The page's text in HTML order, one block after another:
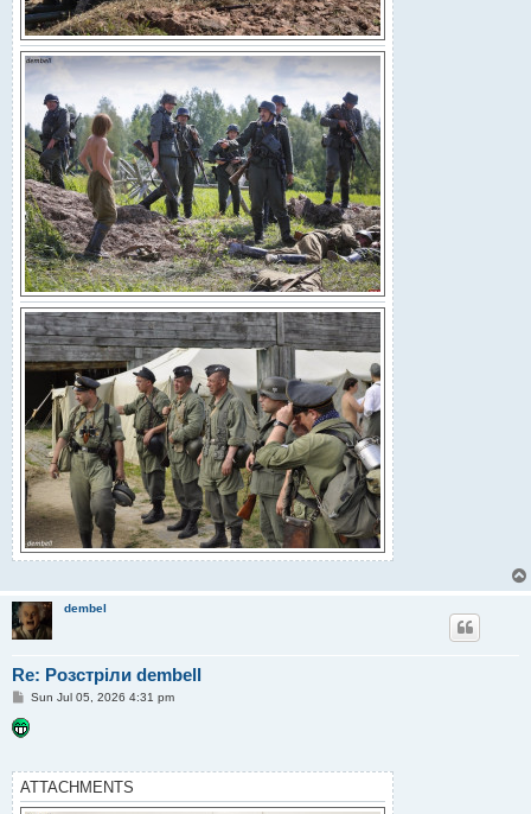
dembel
Re: Розстріли dembell
P
s
t
Sun Jul 05, 2026 4:31 pm
ATTACHMENTS